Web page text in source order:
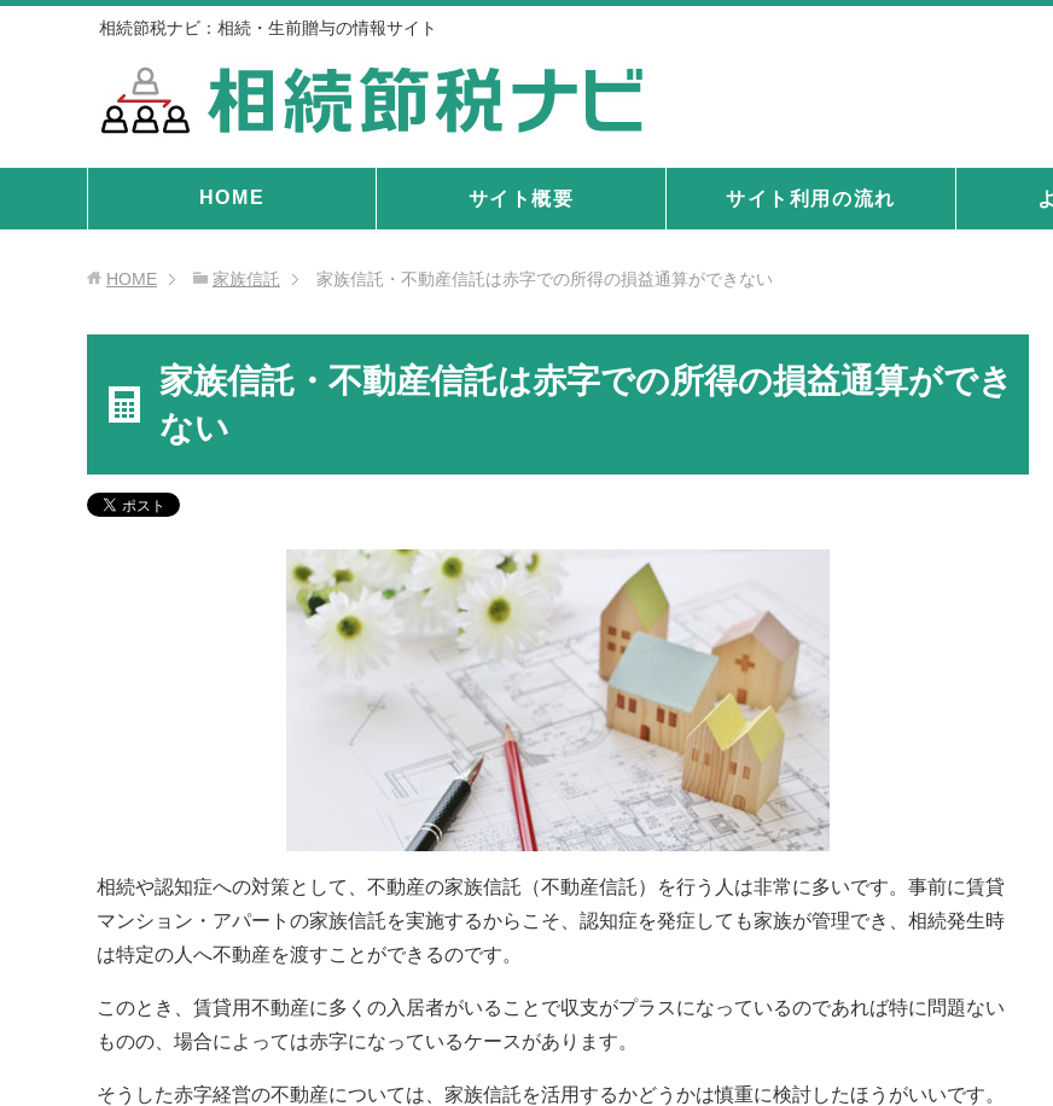
相続節税ナビ：相続・生前贈与の情報サイト
HOME サイト概要 サイト利用の流れ
HOME 家族信託 家族信託・不動産信託は赤字での所得の損益通算ができない
家族信託・不動産信託は赤字での所得の損益通算ができ
ない
相続や認知症への対策として、不動産の家族信託（不動産信託）を行う人は非常に多いです。事前に賃貸
マンション・アパートの家族信託を実施するからこそ、認知症を発症しても家族が管理でき、相続発生時
は特定の人へ不動産を渡すことができるのです。
このとき、賃貸用不動産に多くの入居者がいることで収支がプラスになっているのであれば特に問題ない
ものの、場合によっては赤字になっているケースがあります。
そうした赤字経営の不動産については、家族信託を活用するかどうかは慎重に検討したほうがいいです。